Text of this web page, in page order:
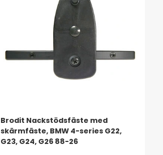
Brodit Nackstödsfäste med
skärmfäste, BMW 4-series G22,
G23, G24, G26 88-26